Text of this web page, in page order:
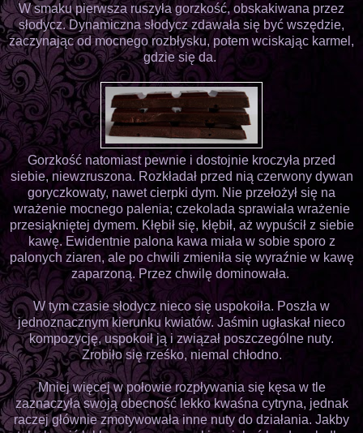
W smaku pierwsza ruszyła gorzkość, obskakiwana przez
słodycz. Dynamiczna słodycz zdawała się być wszędzie,
zaczynając od mocnego rozbłysku, potem wciskając karmel,
gdzie się da.
Gorzkość natomiast pewnie i dostojnie kroczyła przed
siebie, niewzruszona. Rozkładał przed nią czerwony dywan
goryczkowaty, nawet cierpki dym. Nie przełożył się na
wrażenie mocnego palenia; czekolada sprawiała wrażenie
przesiąkniętej dymem. Kłębił się, kłębił, aż wypuścił z siebie
kawę. Ewidentnie palona kawa miała w sobie sporo z
palonych ziaren, ale po chwili zmieniła się wyraźnie w kawę
zaparzoną. Przez chwilę dominowała.
W tym czasie słodycz nieco się uspokoiła. Poszła w
jednoznacznym kierunku kwiatów. Jaśmin ugłaskał nieco
kompozycję, uspokoił ją i związał poszczególne nuty.
Zrobiło się rześko, niemal chłodno.
Mniej więcej w połowie rozpływania się kęsa w tle
zaznaczyła swoją obecność lekko kwaśna cytryna, jednak
raczej głównie zmotywowała inne nuty do działania. Jakby